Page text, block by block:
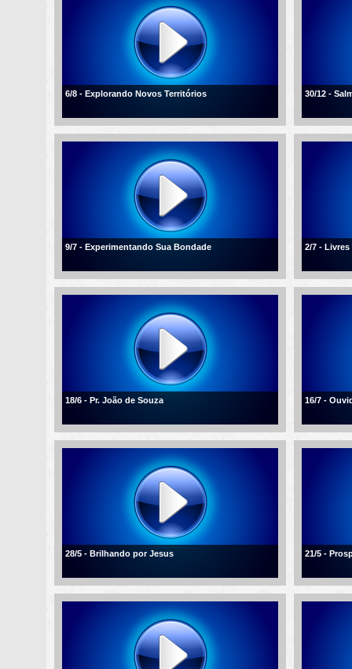
6/8 - Explorando Novos Territórios 30/12 -
9/7 - Experimentando Sua Bondade 2/7 -
18/6 - Pr. João de Souza 16/7 -
28/5 - Brilhando por Jesus 21/5 -